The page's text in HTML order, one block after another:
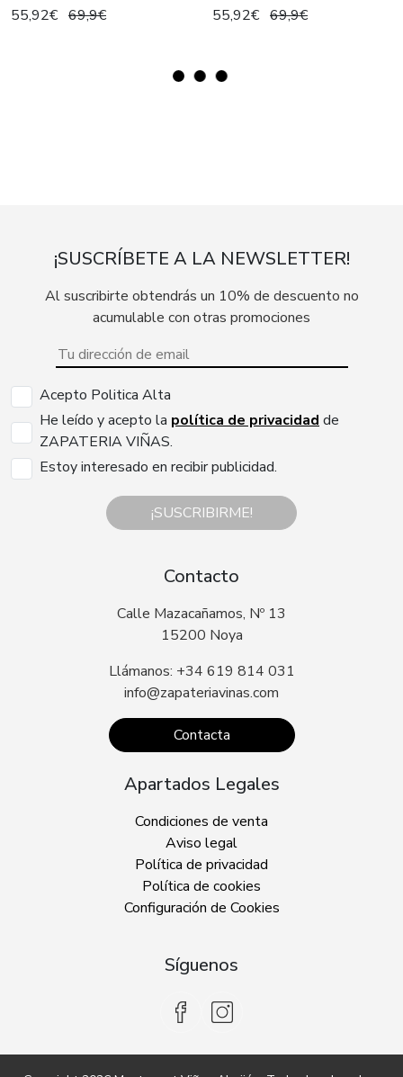
55,92€ 69,9€ 55,92€ 69,9€
¡SUSCRÍBETE A LA NEWSLETTER!
Al suscribirte obtendrás un 10% de descuento no
acumulable con otras promociones
Acepto Politica Alta
He leído y acepto la política de privacidad de
ZAPATERIA VIÑAS.
Estoy interesado en recibir publicidad.
¡SUSCRIBIRME!
Contacto
Calle Mazacañamos, Nº 13
15200 Noya
Llámanos: +34 619 814 031
info@zapateriavinas.com
Contacta
Apartados Legales
Condiciones de venta
Aviso legal
Política de privacidad
Política de cookies
Configuración de Cookies
Síguenos